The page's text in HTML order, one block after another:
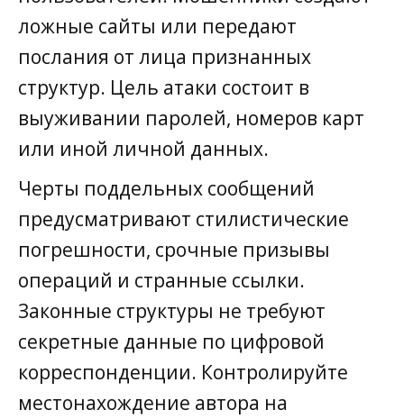
ложные сайты или передают
послания от лица признанных
структур. Цель атаки состоит в
выуживании паролей, номеров карт
или иной личной данных.
Черты поддельных сообщений
предусматривают стилистические
погрешности, срочные призывы
операций и странные ссылки.
Законные структуры не требуют
секретные данные по цифровой
корреспонденции. Контролируйте
местонахождение автора на